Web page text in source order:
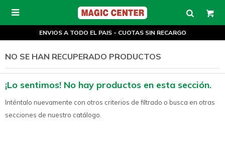

ENVIOS A TODO EL PAIS - CUOTAS SIN RECARGO
NO SE HAN RECUPERADO PRODUCTOS
¡Lo sentimos! No hay productos en esta sección.
Inténtalo nuevamente con otros criterios de filtrado o busca en otras
secciones de nuestro catálogo.